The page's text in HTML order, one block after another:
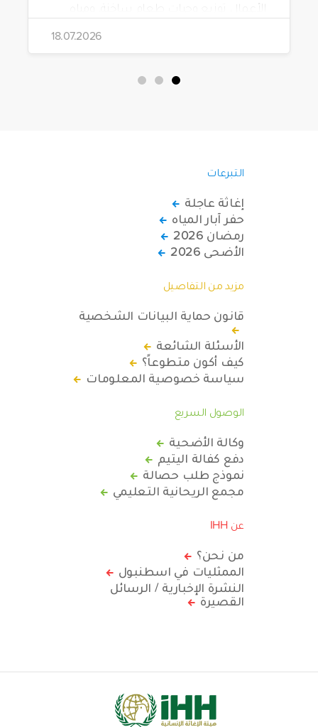
18.07.2026
التبرعات
إغاثة عاجلة
حفر آبار المياه
رمضان 2026
الأضحى 2026
مزيد من التفاصيل
قانون حماية البيانات الشخصية
الأسئلة الشائعة
كيف أكون متطوعاً؟
سياسة خصوصية المعلومات
الوصول السريع
وكالة الأضحية
دفع كفالة اليتيم
نموذج طلب حصالة
مجمع الريحانية التعليمي
عن IHH
من نحن؟
الممثليات في اسطنبول
النشرة الإخبارية / الرسائل
القصيرة